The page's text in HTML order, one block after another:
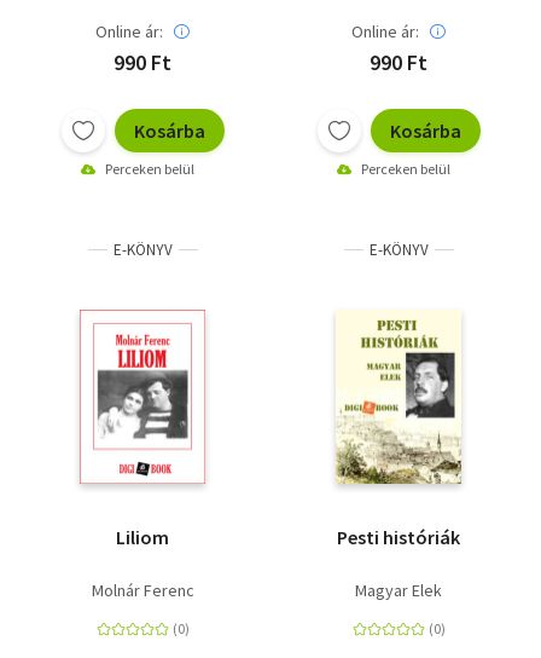
Online ár:
990 Ft
Kosárba
Perceken belül
Online ár:
990 Ft
Kosárba
Perceken belül
E-KÖNYV
Liliom
Molnár Ferenc
E-KÖNYV
Pesti históriák
Magyar Elek